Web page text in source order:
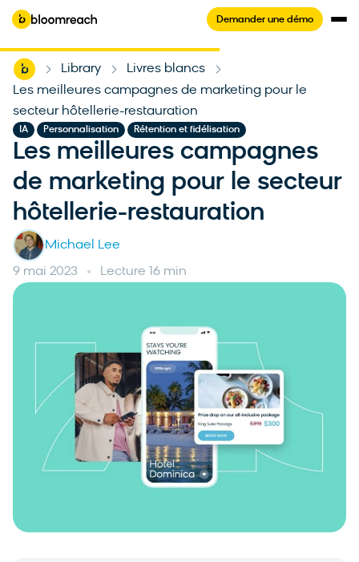
Demander une démo
Home Library Livres blancs
Les meilleures campagnes de marketing pour le
secteur hôtellerie-restauration
IA Personnalisation Rétention et fidélisation
Les meilleures campagnes
de marketing pour le secteur
hôtellerie-restauration
Michael Lee
9 mai 2023 Lecture 16 min